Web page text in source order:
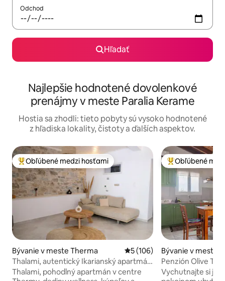
Odchod
Hľadať
Najlepšie hodnotené dovolenkové
prenájmy v meste Paralia Kerame
Hostia sa zhodli: tieto pobyty sú vysoko hodnotené
z hľadiska lokality, čistoty a ďalších aspektov.
Najobľúbenejšie medzi hosťami
Obľúbené medzi hosťami
Bývanie v meste Therma Priemerné ohodnotenie 5 z
5 (106)
Thalami, autentický Ikarianský apartmán
v blízkosti pláže
Thalami, pohodlný apartmán v centre
Najobľúbenejšie
Obľúbené
Bývanie v meste
Penzión Olive
Vychutnajte si